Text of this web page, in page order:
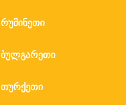
რუმინეთი
ბულგარეთი
თურქეთი